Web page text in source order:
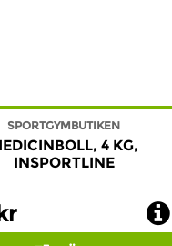
SPORTGYMBUTIKEN
4 KG,
INSPORTLINE